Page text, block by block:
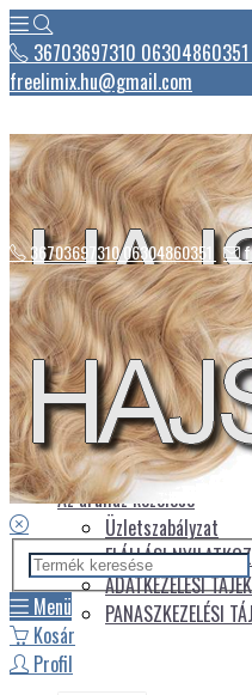
36703697310 06304860351
freelimix.hu@gmail.com
Hírek
Csomagautomaták listája
Üdvözlet
Az áruház kezelése
Üzletszabályzat
ELÁLLÁSI
ADATKEZELÉSI
PANASZKEZELÉSI
36703697310 06304860351
Menü
Kosár
Profil